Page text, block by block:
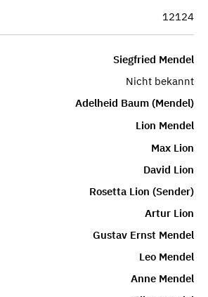
12124
Siegfried Mendel
Nicht bekannt
Adelheid Baum (Mendel)
Lion Mendel
Max Lion
David Lion
Rosetta Lion (Sender)
Artur Lion
Gustav Ernst Mendel
Leo Mendel
Anne Mendel